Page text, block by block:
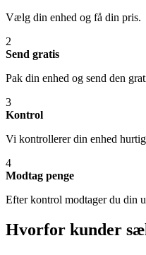
Vælg din enhed og få din pris.
2
Send gratis
Pak din enhed og send den
3
Kontrol
Vi kontrollerer din enhed
4
Modtag penge
Efter kontrol modtager du din
Hvorfor kunder